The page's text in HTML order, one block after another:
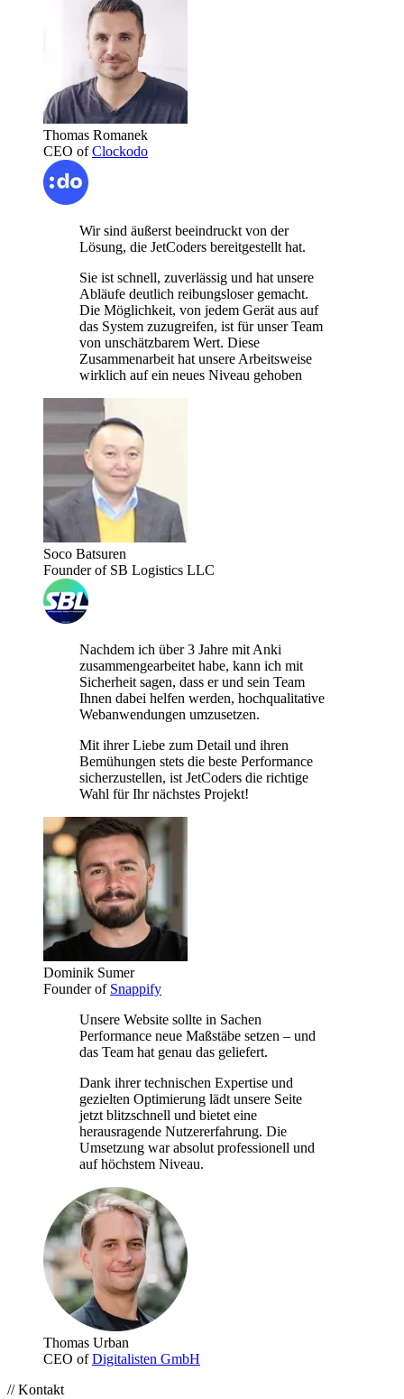
Thomas Romanek
CEO ofClockodo
Wir sind äußerst beeindruckt von der
Lösung, die JetCoders bereitgestellt hat.
Sie ist schnell, zuverlässig und hat unsere
Abläufe deutlich reibungsloser gemacht.
Die Möglichkeit, von jedem Gerät aus auf
das System zuzugreifen, ist für unser Team
von unschätzbarem Wert. Diese
Zusammenarbeit hat unsere Arbeitsweise
wirklich auf ein neues Niveau gehoben
Soco Batsuren
Founder of SB Logistics LLC
Nachdem ich über 3 Jahre mit Anki
zusammengearbeitet habe, kann ich mit
Sicherheit sagen, dass er und sein Team
Ihnen dabei helfen werden, hochqualitative
Webanwendungen umzusetzen.
Mit ihrer Liebe zum Detail und ihren
Bemühungen stets die beste Performance
sicherzustellen, ist JetCoders die richtige
Wahl für Ihr nächstes Projekt!
Dominik Sumer
Founder of Snappify
Unsere Website sollte in Sachen
Performance neue Maßstäbe setzen – und
das Team hat genau das geliefert.
Dank ihrer technischen Expertise und
gezielten Optimierung lädt unsere Seite
jetzt blitzschnell und bietet eine
herausragende Nutzererfahrung. Die
Umsetzung war absolut professionell und
auf höchstem Niveau.
Thomas Urban
CEO ofDigitalisten GmbH
//Kontakt